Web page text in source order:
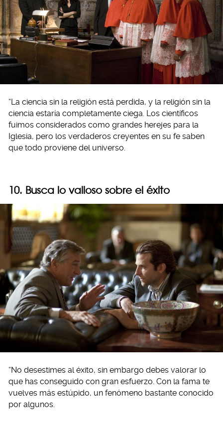
“La ciencia sin la religión está perdida, y la religión sin la
ciencia estaría completamente ciega. Los científicos
fuimos considerados como grandes herejes para la
Iglesia, pero los verdaderos creyentes en su fe saben
que todo proviene del universo.
10. Busca lo valioso sobre el éxito
“No desestimes al éxito, sin embargo debes valorar lo
que has conseguido con gran esfuerzo. Con la fama te
vuelves más estúpido, un fenómeno bastante conocido
por algunos.